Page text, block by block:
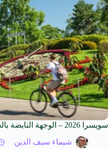
سويسرا 2026 – الوجهة النابضة بالحياة للعائلات العربية
شيماء سيف الدين